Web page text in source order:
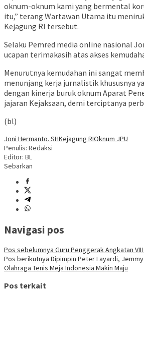
oknum-oknum kami yang bermental
itu,” terang Wartawan Utama itu
Kejagung RI tersebut.
Selaku Pemred media online nasional
ucapan terimakasih atas akses
Menurutnya kemudahan ini sangat
menunjang kerja jurnalistik khususnya
dengan kinerja buruk oknum Aparat
jajaran Kejaksaan, demi terciptanya
(bl)
Joni Hermanto. SHKejagung RIOknum JPU
Penulis: Redaksi
Editor: BL
Sebarkan
Navigasi pos
Pos sebelumnya Guru Penggerak Angkatan
Pos berikutnya Dipimpin Peter Layardi,
Olahraga Tenis Meja Indonesia Makin Maju
Pos terkait